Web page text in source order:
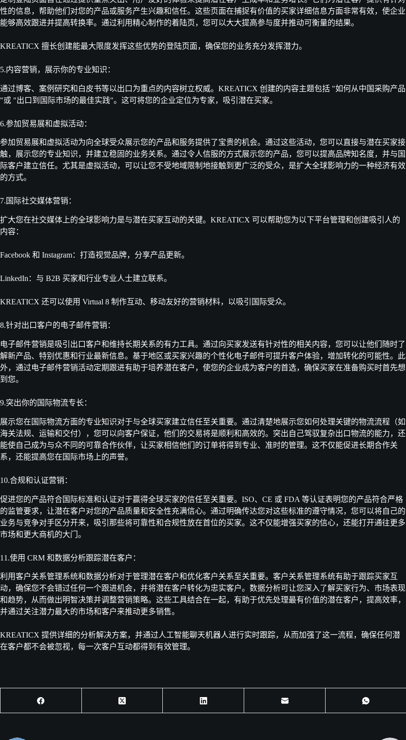
性的信息，帮助他们对您的产品或服务产生兴趣和信任。这些页面在捕捉有价值的买家详细信息方面非常有效，使企业
能够高效跟进并提高转换率。通过利用精心制作的着陆页，您可以大大提高参与度并推动可衡量的结果。
KREATICX 擅长创建能最大限度发挥这些优势的登陆页面，确保您的业务充分发挥潜力。
5.内容营销，展示你的专业知识：
通过博客、案例研究和白皮书等以出口为重点的内容树立权威。KREATICX 创建的内容主题包括 "如何从中国采购产品
"或 "出口到国际市场的最佳实践"。这可将您的企业定位为专家，吸引潜在买家。
6.参加贸易展和虚拟活动：
参加贸易展和虚拟活动为向全球受众展示您的产品和服务提供了宝贵的机会。通过这些活动，您可以直接与潜在买家接
触，展示您的专业知识，并建立稳固的业务关系。通过令人信服的方式展示您的产品，您可以提高品牌知名度，并与国
际客户建立信任。尤其是虚拟活动，可以让您不受地域限制地接触到更广泛的受众，是扩大全球影响力的一种经济有效
的方式。
7.国际社交媒体营销：
扩大您在社交媒体上的全球影响力是与潜在买家互动的关键。KREATICX 可以帮助您为以下平台管理和创建吸引人的
内容：
Facebook 和 Instagram：打造视觉品牌，分享产品更新。
LinkedIn：与 B2B 买家和行业专业人士建立联系。
KREATICX 还可以使用 Virtual 8 制作互动、移动友好的营销材料，以吸引国际受众。
8.针对出口客户的电子邮件营销：
电子邮件营销是吸引出口客户和维持长期关系的有力工具。通过向买家发送有针对性的相关内容，您可以让他们随时了
解新产品、特别优惠和行业最新信息。基于地区或买家兴趣的个性化电子邮件可提升客户体验，增加转化的可能性。此
外，通过电子邮件营销活动定期跟进有助于培养潜在客户，使您的企业成为客户的首选，确保买家在准备购买时首先想
到您。
9.突出你的国际物流专长：
展示您在国际物流方面的专业知识对于与全球买家建立信任至关重要。通过清楚地展示您如何处理关键的物流流程（如
海关法规、运输和交付），您可以向客户保证，他们的交易将是顺利和高效的。突出自己驾驭复杂出口物流的能力，还
能使自己成为与众不同的可靠合作伙伴，让买家相信他们的订单将得到专业、准时的管理。这不仅能促进长期合作关
系，还能提高您在国际市场上的声誉。
10.合规和认证营销：
促进您的产品符合国际标准和认证对于赢得全球买家的信任至关重要。ISO、CE 或 FDA 等认证表明您的产品符合严格
的监管要求，让潜在客户对您的产品质量和安全性充满信心。通过明确传达您对这些标准的遵守情况，您可以将自己的
业务与竞争对手区分开来，吸引那些将可靠性和合规性放在首位的买家。这不仅能增强买家的信心，还能打开通往更多
市场和更大商机的大门。
11.使用 CRM 和数据分析跟踪潜在客户：
利用客户关系管理系统和数据分析对于管理潜在客户和优化客户关系至关重要。客户关系管理系统有助于跟踪买家互
动，确保您不会错过任何一个跟进机会，并将潜在客户转化为忠实客户。数据分析可让您深入了解买家行为、市场表现
和趋势，从而做出明智决策并调整营销策略。这些工具结合在一起，有助于优先处理最有价值的潜在客户，提高效率，
并通过关注潜力最大的市场和客户来推动更多销售。
KREATICX 提供详细的分析解决方案，并通过人工智能聊天机器人进行实时跟踪，从而加强了这一流程，确保任何潜
在客户都不会被忽视，每一次客户互动都得到有效管理。